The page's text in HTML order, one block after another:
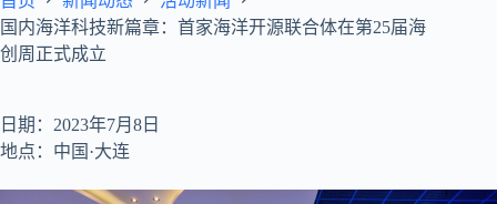
国内海洋科技新篇章：首家海洋开源联合体在第25届海
创周正式成立
日期：2023年7月8日
地点：中国·大连